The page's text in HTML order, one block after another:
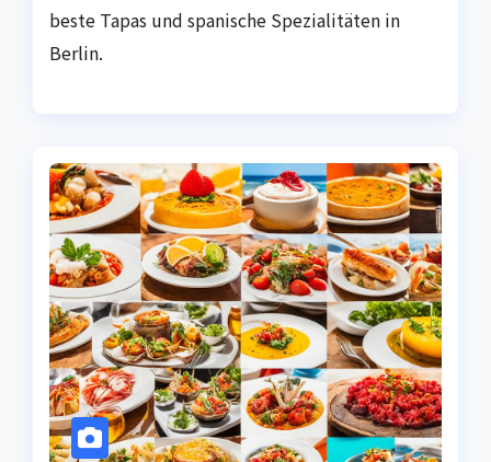
beste Tapas und spanische Spezialitäten in
Berlin.